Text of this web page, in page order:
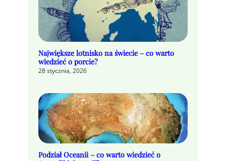
Największe lotnisko na świecie – co warto
wiedzieć o porcie?
28 stycznia, 2026
Podział Oceanii – co warto wiedzieć o